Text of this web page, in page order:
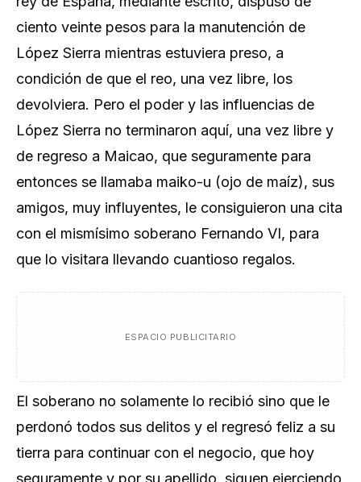
ciento veinte pesos para la manutención de
López Sierra mientras estuviera preso, a
condición de que el reo, una vez libre, los
devolviera. Pero el poder y las influencias de
López Sierra no terminaron aquí, una vez libre y
de regreso a Maicao, que seguramente para
entonces se llamaba maiko-u (ojo de maíz), sus
amigos, muy influyentes, le consiguieron una cita
con el mismísimo soberano Fernando VI, para
que lo visitara llevando cuantioso regalos.
ESPACIO PUBLICITARIO
El soberano no solamente lo recibió sino que le
perdonó todos sus delitos y el regresó feliz a su
tierra para continuar con el negocio, que hoy
seguramente y por su apellido, siguen ejerciendo